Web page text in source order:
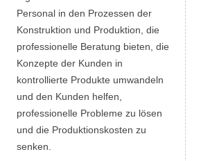
Personal in den Prozessen der
Konstruktion und Produktion, die
professionelle Beratung bieten, die
Konzepte der Kunden in
kontrollierte Produkte umwandeln
und den Kunden helfen,
professionelle Probleme zu lösen
und die Produktionskosten zu
senken.